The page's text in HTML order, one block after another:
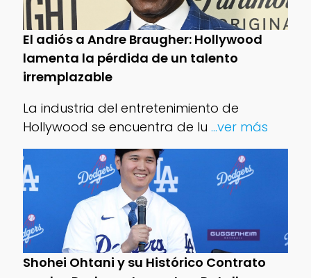
El adiós a Andre Braugher: Hollywood
lamenta la pérdida de un talento
irremplazable
La industria del entretenimiento de
Hollywood se encuentra de lu ...ver más
Shohei Ohtani y su Histórico Contrato